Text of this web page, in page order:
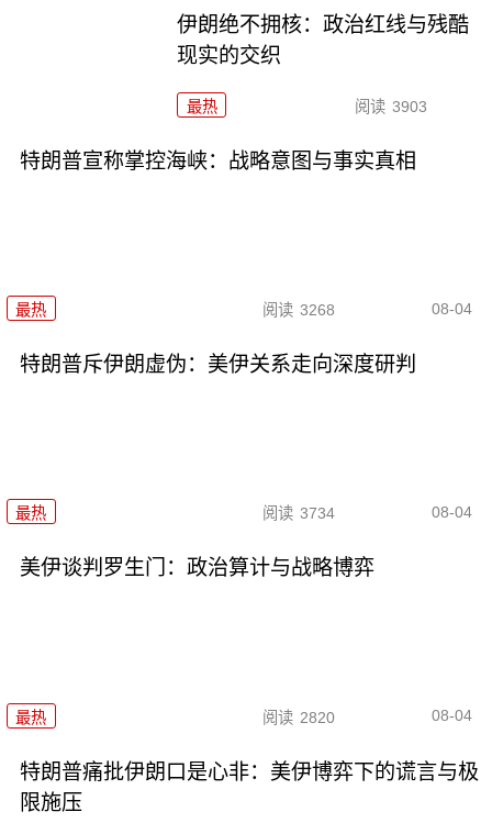
伊朗绝不拥核：政治红线与残酷
现实的交织
最热 阅读 3903
特朗普宣称掌控海峡：战略意图与事实真相
最热 阅读 3268 08-04
特朗普斥伊朗虚伪：美伊关系走向深度研判
最热 阅读 3734 08-04
美伊谈判罗生门：政治算计与战略博弈
最热 阅读 2820 08-04
特朗普痛批伊朗口是心非：美伊博弈下的谎言与极
限施压